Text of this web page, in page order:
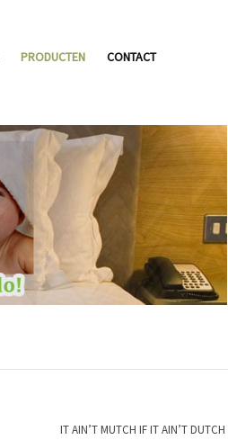
PRODUCTEN CONTACT
IT AIN’T MUTCH IF IT AIN’T DUTCH